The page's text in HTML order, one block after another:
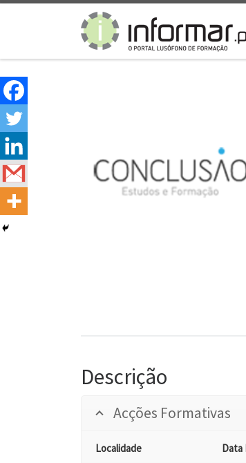
Skip to content
Descrição
Acções Formativas
Localidade
Data